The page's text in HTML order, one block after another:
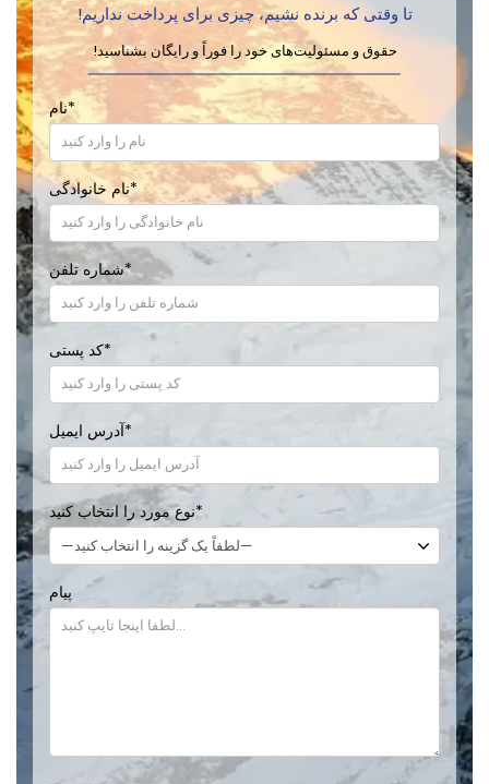
تا وقتی که برنده نشیم، چیزی برای پرداخت نداریم!
حقوق و مسئولیت‌های خود را فوراً و رایگان بشناسید!
نام*
نام خانوادگی*
شماره تلفن*
کد پستی*
آدرس ایمیل*
نوع مورد را انتخاب کنید*
پیام